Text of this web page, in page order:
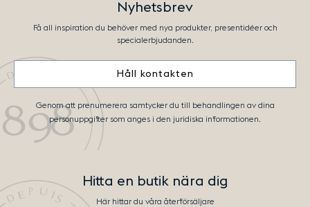
Nyhetsbrev
Få all inspiration du behöver med nya produkter, presentidéer och
specialerbjudanden.
Håll kontakten
Genom att prenumerera samtycker du till behandlingen av dina
personuppgifter som anges i den juridiska informationen.
Hitta en butik nära dig
Här hittar du våra återförsäljare